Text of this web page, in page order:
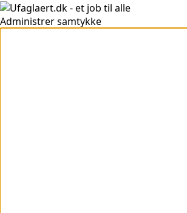
Administrer samtykke